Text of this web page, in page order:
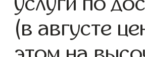
(в августе